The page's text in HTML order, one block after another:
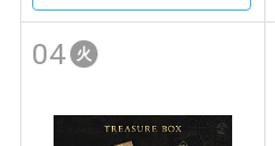
04 火